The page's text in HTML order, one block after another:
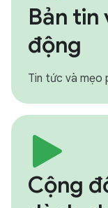
Bản tin
động
Tin tức và mẹo
Cộng